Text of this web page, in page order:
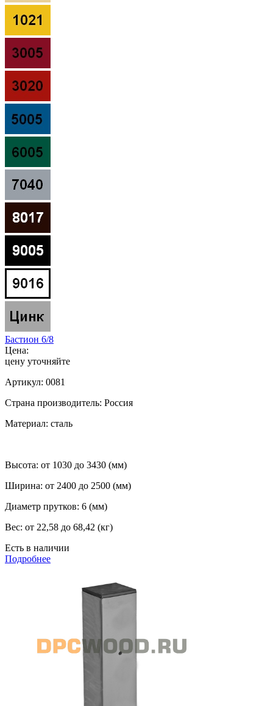
Бастион 6/8
Цена:
цену уточняйте
Артикул: 0081
Страна производитель: Россия
Материал: сталь
Высота: от 1030 до 3430 (мм)
Ширина: от 2400 до 2500 (мм)
Диаметр прутков: 6 (мм)
Вес: от 22,58 до 68,42 (кг)
Есть в наличии
Подробнее